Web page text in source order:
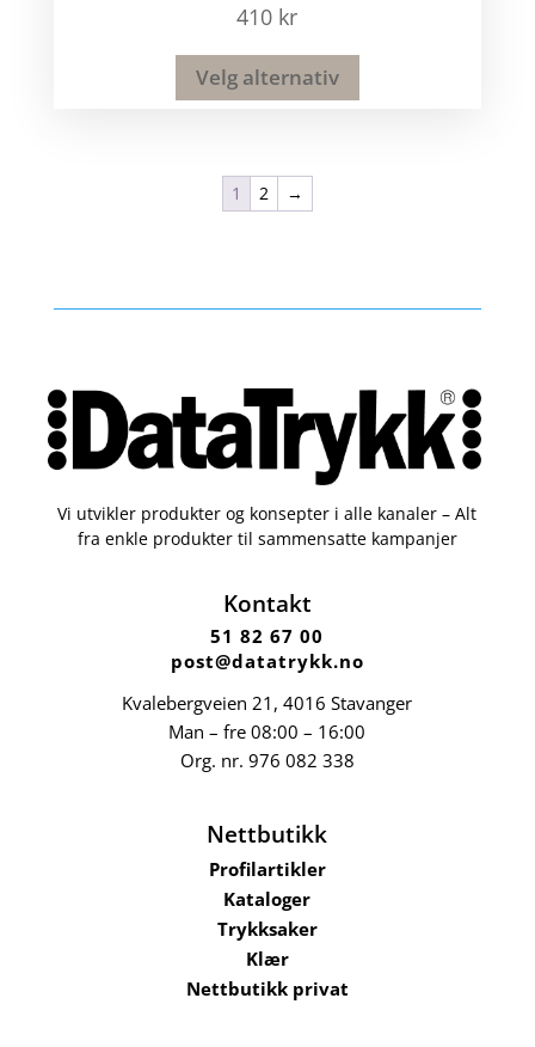
410 kr
Velg alternativ
1 2 →
Vi utvikler produkter og konsepter i alle kanaler – Alt
fra enkle produkter til sammensatte kampanjer
Kontakt
51 82 67 00
post@datatrykk.no
Kvalebergveien 21 , 4016 Stavanger
Man – fre 08:00 – 16:00
Org. nr. 976 082 338
Nettbutikk
Profilartikler
Kataloger
Trykksaker
Klær
Nettbutikk privat